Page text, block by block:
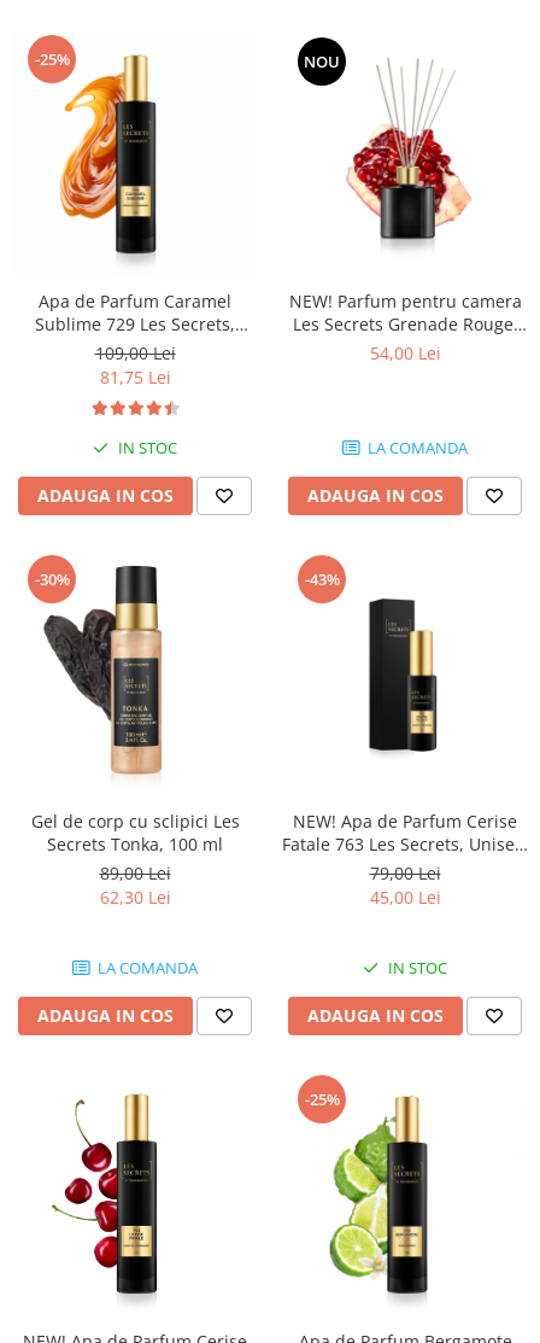
-25%
Apa de Parfum Caramel
Sublime 729 Les Secrets,
Unisex, 50 ml, Equivalenza
109,00 Lei
81,75 Lei
IN STOC
ADAUGA IN COS
NOU
NEW! Parfum pentru camera
Les Secrets Grenade Rouge,
Equivalenza, 50 ml
54,00 Lei
LA COMANDA
ADAUGA IN COS
-30%
Gel de corp cu sclipici Les
Secrets Tonka, 100 ml
89,00 Lei
62,30 Lei
LA COMANDA
ADAUGA IN COS
-43%
NEW! Apa de Parfum Cerise
Fatale 763 Les Secrets, Unisex,
30 ml, Equivalenza
79,00 Lei
45,00 Lei
IN STOC
ADAUGA IN COS
-25%